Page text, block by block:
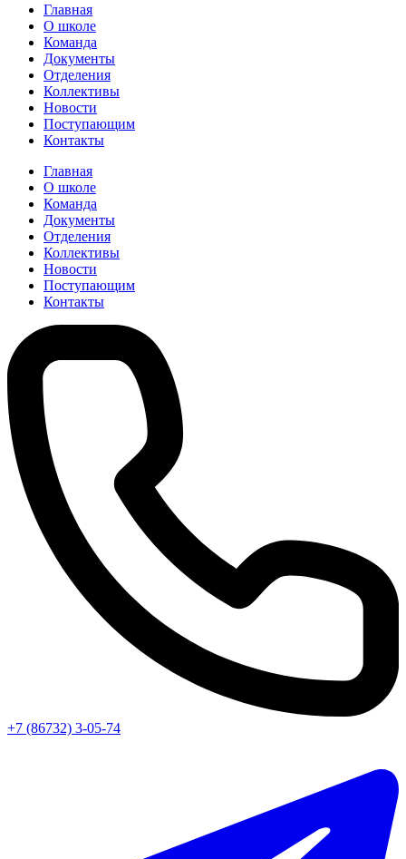
Главная
О школе
Команда
Документы
Отделения
Коллективы
Новости
Поступающим
Контакты
Главная
О школе
Команда
Документы
Отделения
Коллективы
Новости
Поступающим
Контакты
+7 (86732) 3-05-74